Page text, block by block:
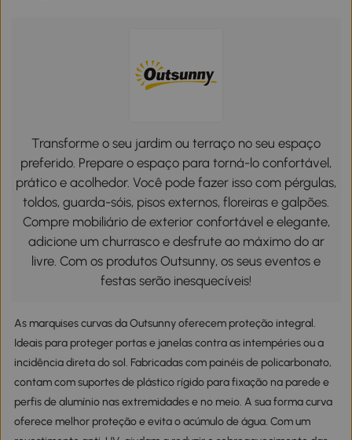
Transforme o seu jardim ou terraço no seu espaço
preferido. Prepare o espaço para torná-lo confortável,
prático e acolhedor. Você pode fazer isso com pérgulas,
toldos, guarda-sóis, pisos externos, floreiras e galpões.
Compre mobiliário de exterior confortável e elegante,
adicione um churrasco e desfrute ao máximo do ar
livre. Com os produtos Outsunny, os seus eventos e
festas serão inesquecíveis!
As marquises curvas da Outsunny oferecem proteção integral.
Ideais para proteger portas e janelas contra as intempéries ou a
incidência direta do sol. Fabricadas com painéis de policarbonato,
contam com suportes de plástico rígido para fixação na parede e
perfis de alumínio nas extremidades e no meio. A sua forma curva
oferece melhor proteção e evita o acúmulo de água. Com um